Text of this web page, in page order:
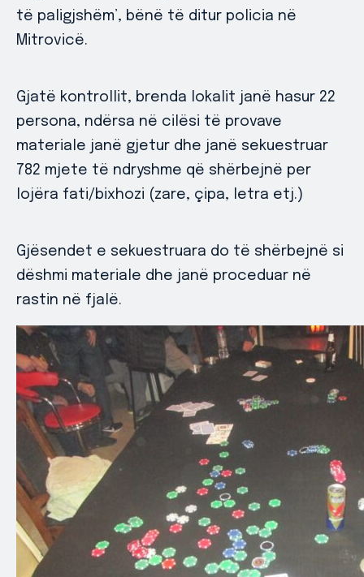
të paligjshëm’, bënë të ditur policia në
Mitrovicë.
Gjatë kontrollit, brenda lokalit janë hasur 22
persona, ndërsa në cilësi të provave
materiale janë gjetur dhe janë sekuestruar
782 mjete të ndryshme që shërbejnë per
lojëra fati/bixhozi (zare, çipa, letra etj.)
Gjësendet e sekuestruara do të shërbejnë si
dëshmi materiale dhe janë proceduar në
rastin në fjalë.